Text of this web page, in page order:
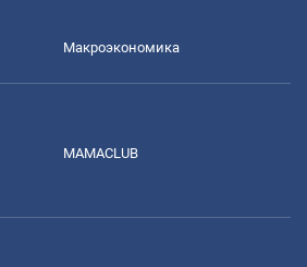
Mакроэкономика
MAMACLUB